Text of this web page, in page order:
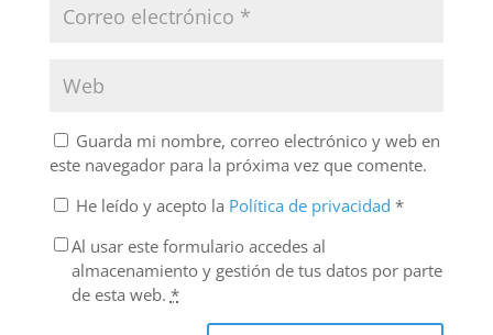
Guarda mi nombre, correo electrónico y web en
este navegador para la próxima vez que comente.
He leído y acepto la Política de privacidad *
Al usar este formulario accedes al
almacenamiento y gestión de tus datos por parte
de esta web. *